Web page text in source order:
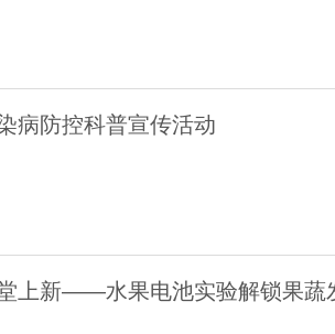
病防控科普宣传活动
上新——水果电池实验解锁果蔬